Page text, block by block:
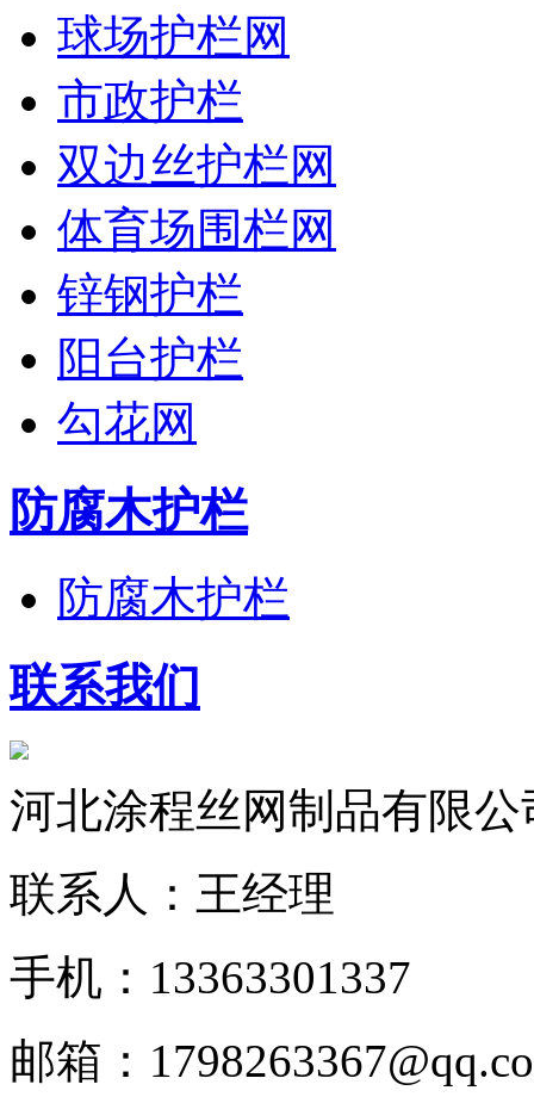
球场护栏网
市政护栏
双边丝护栏网
体育场围栏网
锌钢护栏
阳台护栏
勾花网
防腐木护栏
防腐木护栏
联系我们
河北涂程丝网制品有限公
联系人：王经理
手机：13363301337
邮箱：